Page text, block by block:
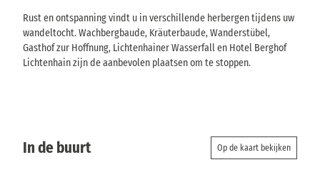
Rust en ontspanning vindt u in verschillende herbergen tijdens uw
wandeltocht. Wachbergbaude, Kräuterbaude, Wanderstübel,
Gasthof zur Hoffnung, Lichtenhainer Wasserfall en Hotel Berghof
Lichtenhain zijn de aanbevolen plaatsen om te stoppen.
In de buurt Op de kaart bekijken